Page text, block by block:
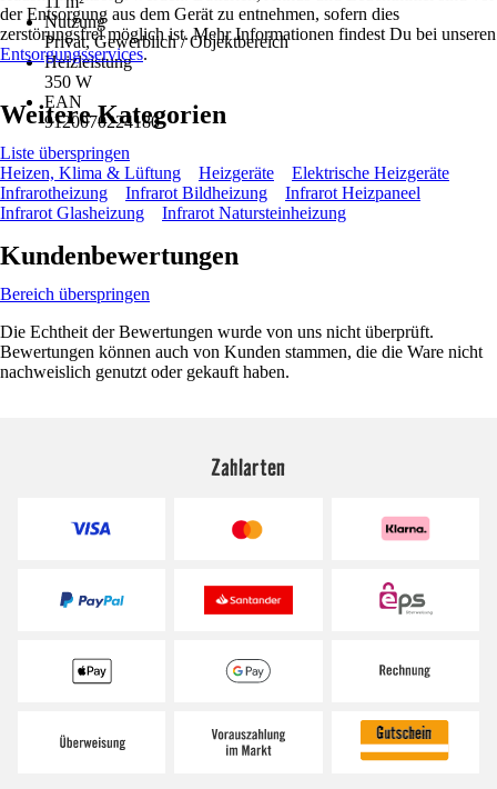
Nutzung
Privat, Gewerblich / Objektbereich
Heizleistung
350 W
EAN
9120070224180
der Entsorgung aus dem Gerät zu entnehmen, sofern dies
zerstörungsfrei möglich ist. Mehr Informationen findest Du bei unseren
Entsorgungsservices.
Weitere Kategorien
Liste überspringen
Heizen, Klima & Lüftung
Heizgeräte
Elektrische Heizgeräte
Infrarotheizung
Infrarot Bildheizung
Infrarot Heizpaneel
Infrarot Glasheizung
Infrarot Natursteinheizung
Kundenbewertungen
Bereich überspringen
Die Echtheit der Bewertungen wurde von uns nicht überprüft.
Bewertungen können auch von Kunden stammen, die die Ware nicht
nachweislich genutzt oder gekauft haben.
Zahlarten